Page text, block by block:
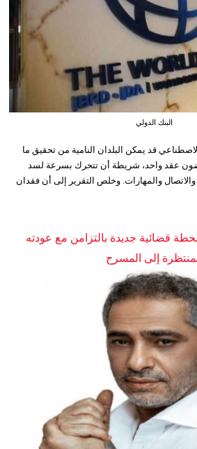
البنك الدولي
قد يمكن البلدان النامية من تحقيق ما
عقد واحد، شريطة أن تتحرك بسرعة لسد
والمهارات. وخلص التقرير إلى أن فقدان
قضائية جديدة بالتزامن مع عودته
إلى المسرح